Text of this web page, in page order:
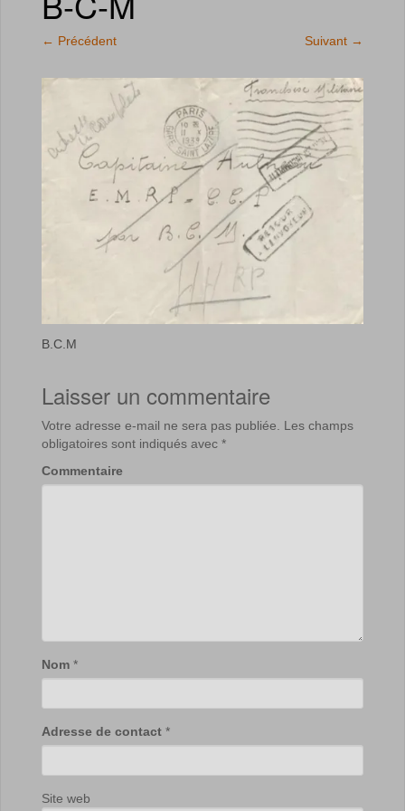
← Précédent Suivant →
B.C.M
Laisser un commentaire
Votre adresse e-mail ne sera pas publiée.
Les champs
obligatoires sont indiqués avec *
Commentaire
Nom *
Adresse de contact *
Site web